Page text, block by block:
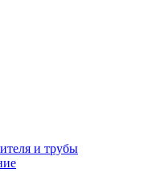
и трубы